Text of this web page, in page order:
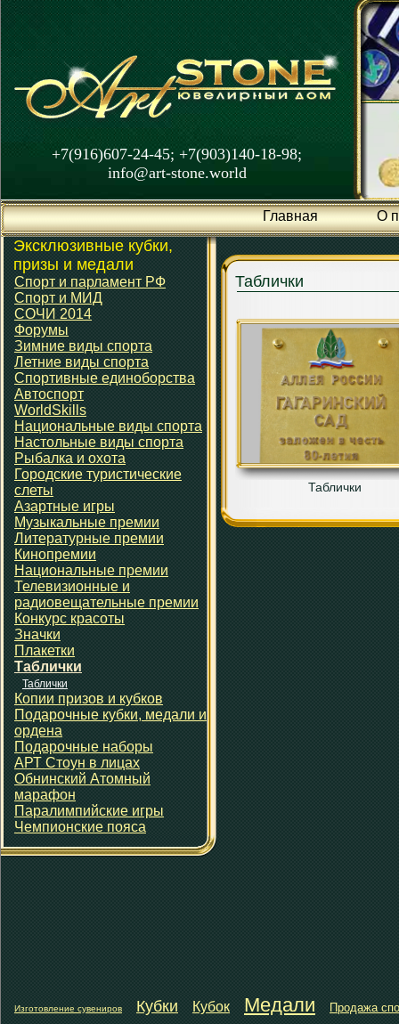
+7(916)607-24-45; +7(903)140-18-98;
info@art-stone.world
Главная О
Эксклюзивные кубки,
призы и медали
Спорт и парламент РФ
Спорт и МИД
СОЧИ 2014
Форумы
Зимние виды спорта
Летние виды спорта
Спортивные единоборства
Автоспорт
WorldSkills
Национальные виды спорта
Настольные виды спорта
Рыбалка и охота
Городские туристические
слеты
Азартные игры
Музыкальные премии
Литературные премии
Кинопремии
Национальные премии
Телевизионные и
радиовещательные премии
Конкурс красоты
Значки
Плакетки
Таблички
Таблички
Копии призов и кубков
Подарочные кубки, медали и
ордена
Подарочные наборы
АРТ Стоун в лицах
Обнинский Атомный
марафон
Паралимпийские игры
Чемпионские пояса
Таблички
Таблички
Изготовление сувениров Кубки Кубок Медали Продажа